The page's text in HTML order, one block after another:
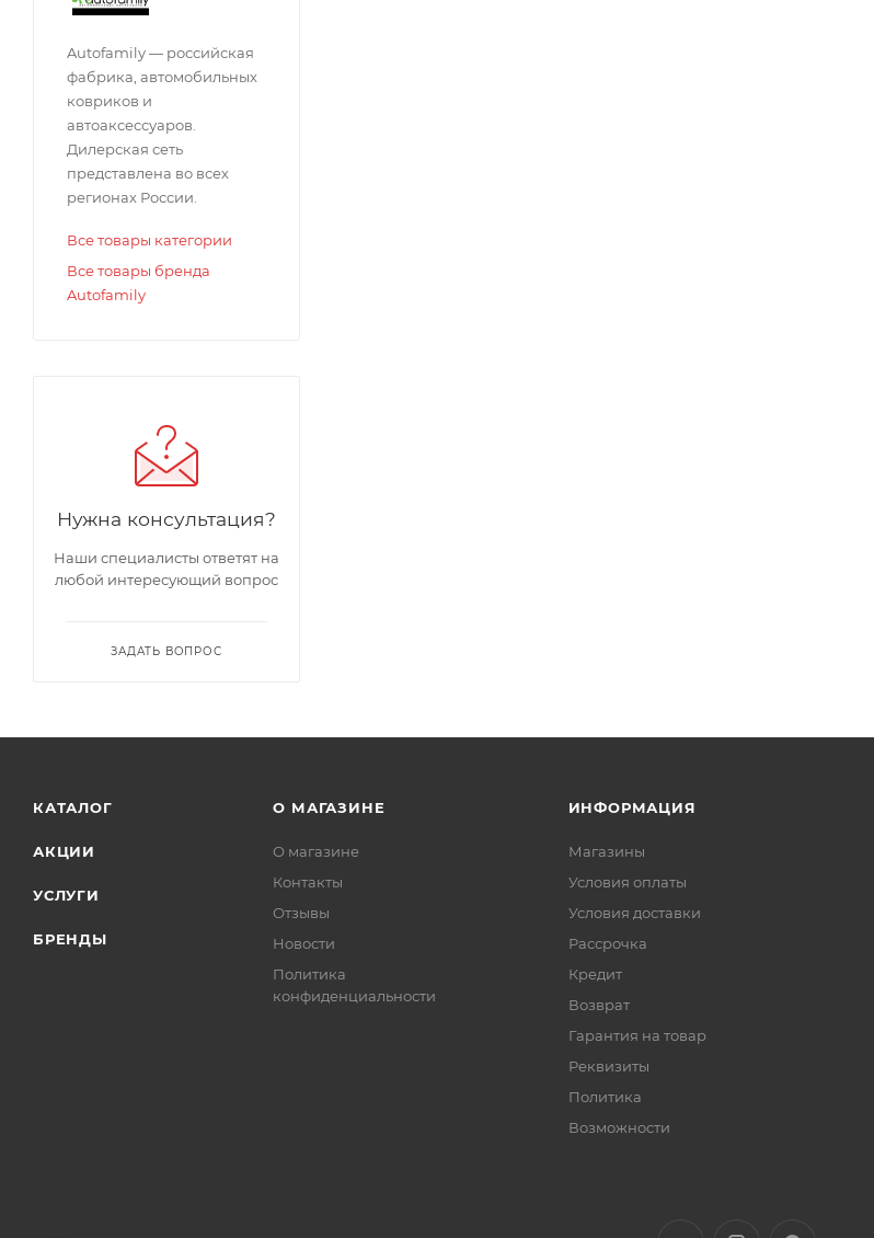
Autofamily — российская
фабрика, автомобильных
ковриков и
автоаксессуаров.
Дилерская сеть
представлена во всех
регионах России.
Все товары категории
Все товары бренда
Autofamily
Нужна консультация?
Наши специалисты ответят на
любой интересующий вопрос
ЗАДАТЬ ВОПРОС
КАТАЛОГ
АКЦИИ
УСЛУГИ
БРЕНДЫ
О МАГАЗИНЕ
О магазине
Контакты
Отзывы
Новости
Политика
конфиденциальности
ИНФОРМАЦИЯ
Магазины
Условия оплаты
Условия доставки
Рассрочка
Кредит
Возврат
Гарантия на товар
Реквизиты
Политика
Возможности